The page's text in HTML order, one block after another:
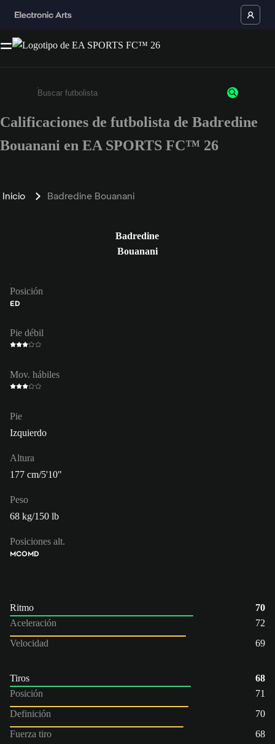
Ingresa un mínimo de 3 caracteres o números
Calificaciones de futbolista de Badredine
Bouanani en EA SPORTS FC™ 26
Inicio Badredine Bouanani
Badredine
Bouanani
Posición
ED
Pie débil
Mov. hábiles
Pie
Izquierdo
Altura
177 cm/5'10"
Peso
68 kg/150 lb
Posiciones alt.
MCOMD
Ritmo
70
Aceleración
72
Velocidad
69
Tiros
68
Posición
71
Definición
70
Fuerza tiro
68